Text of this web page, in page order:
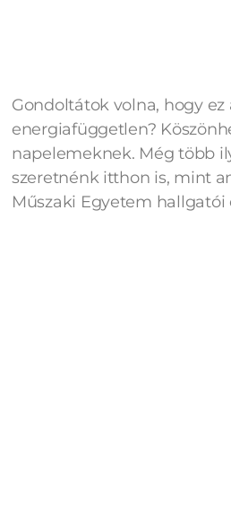
Gondoltátok volna, hogy ez
energiafüggetlen?
napelemeknek. Még több
szeretnénk itthon is, mint
Műszaki Egyetem hallgatói